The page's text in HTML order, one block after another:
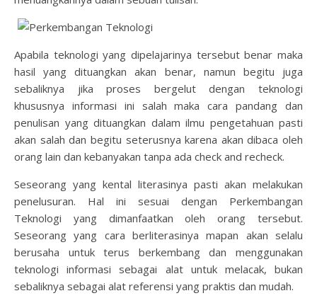
Apabila teknologi yang dipelajarinya tersebut benar maka
hasil yang dituangkan akan benar, namun begitu juga
sebaliknya jika proses bergelut dengan teknologi
khususnya informasi ini salah maka cara pandang dan
penulisan yang dituangkan dalam ilmu pengetahuan pasti
akan salah dan begitu seterusnya karena akan dibaca oleh
orang lain dan kebanyakan tanpa ada check and recheck.
Seseorang yang kental literasinya pasti akan melakukan
penelusuran. Hal ini sesuai dengan Perkembangan
Teknologi yang dimanfaatkan oleh orang tersebut.
Seseorang yang cara berliterasinya mapan akan selalu
berusaha untuk terus berkembang dan menggunakan
teknologi informasi sebagai alat untuk melacak, bukan
sebaliknya sebagai alat referensi yang praktis dan mudah.